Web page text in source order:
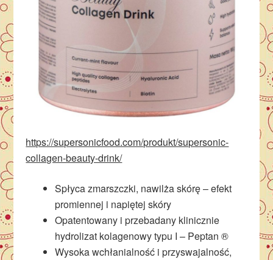
https://supersonicfood.com/produkt/supersonic-
collagen-beauty-drink/
Spłyca zmarszczki, nawilżaskórę– efekt
promiennej i napiętej skóry
Opatentowany i przebadany klinicznie
hydrolizat kolagenowy typu I – Peptan ®
Wysoka wchłanialność i przyswajalność,